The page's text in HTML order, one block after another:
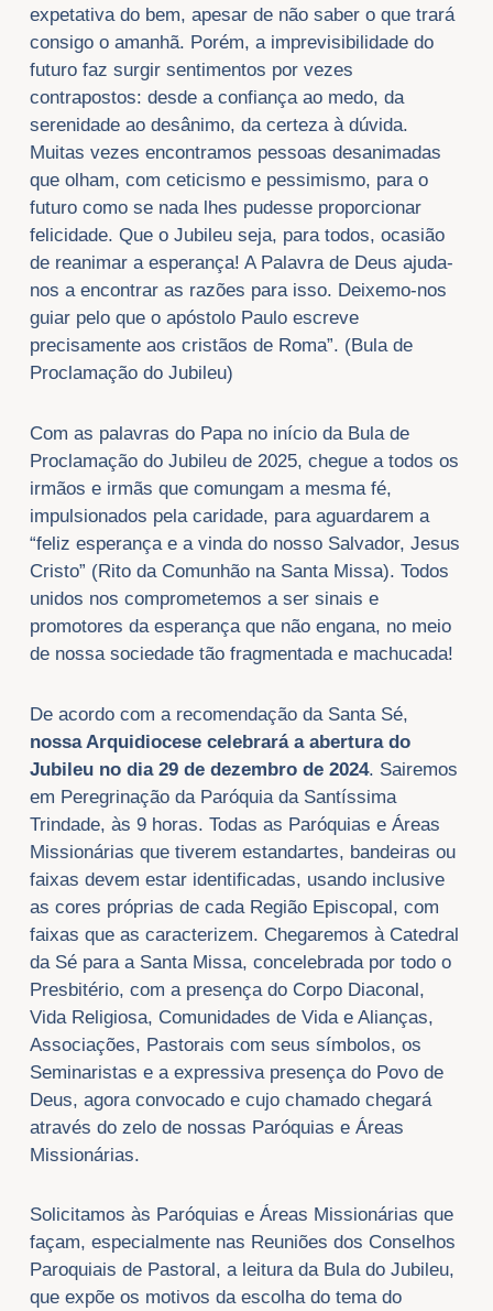
expetativa do bem, apesar de não saber o que trará
consigo o amanhã. Porém, a imprevisibilidade do
futuro faz surgir sentimentos por vezes
contrapostos: desde a confiança ao medo, da
serenidade ao desânimo, da certeza à dúvida.
Muitas vezes encontramos pessoas desanimadas
que olham, com ceticismo e pessimismo, para o
futuro como se nada lhes pudesse proporcionar
felicidade. Que o Jubileu seja, para todos, ocasião
de reanimar a esperança! A Palavra de Deus ajuda-
nos a encontrar as razões para isso. Deixemo-nos
guiar pelo que o apóstolo Paulo escreve
precisamente aos cristãos de Roma”. (Bula de
Proclamação do Jubileu)
Com as palavras do Papa no início da Bula de
Proclamação do Jubileu de 2025, chegue a todos os
irmãos e irmãs que comungam a mesma fé,
impulsionados pela caridade, para aguardarem a
“feliz esperança e a vinda do nosso Salvador, Jesus
Cristo” (Rito da Comunhão na Santa Missa). Todos
unidos nos comprometemos a ser sinais e
promotores da esperança que não engana, no meio
de nossa sociedade tão fragmentada e machucada!
De acordo com a recomendação da Santa Sé,
nossa Arquidiocese celebrará a abertura do
Jubileu no dia 29 de dezembro de 2024. Sairemos
em Peregrinação da Paróquia da Santíssima
Trindade, às 9 horas. Todas as Paróquias e Áreas
Missionárias que tiverem estandartes, bandeiras ou
faixas devem estar identificadas, usando inclusive
as cores próprias de cada Região Episcopal, com
faixas que as caracterizem. Chegaremos à Catedral
da Sé para a Santa Missa, concelebrada por todo o
Presbitério, com a presença do Corpo Diaconal,
Vida Religiosa, Comunidades de Vida e Alianças,
Associações, Pastorais com seus símbolos, os
Seminaristas e a expressiva presença do Povo de
Deus, agora convocado e cujo chamado chegará
através do zelo de nossas Paróquias e Áreas
Missionárias.
Solicitamos às Paróquias e Áreas Missionárias que
façam, especialmente nas Reuniões dos Conselhos
Paroquiais de Pastoral, a leitura da Bula do Jubileu,
que expõe os motivos da escolha do tema do